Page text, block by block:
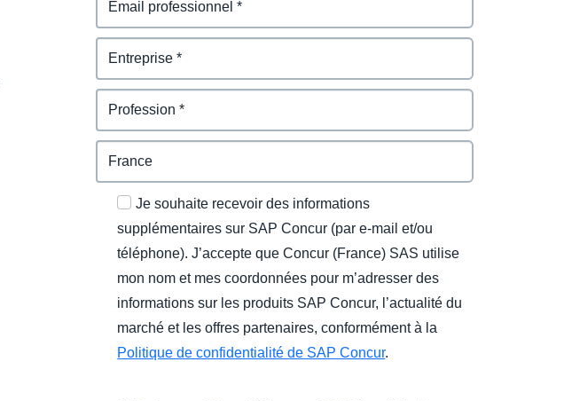
Je souhaite recevoir des informations
supplémentaires sur SAP Concur (par e-mail et/ou
téléphone). J’accepte que Concur (France) SAS utilise
mon nom et mes coordonnées pour m’adresser des
informations sur les produits SAP Concur, l’actualité du
marché et les offres partenaires, conformément à la
Politique de confidentialité de SAP Concur.